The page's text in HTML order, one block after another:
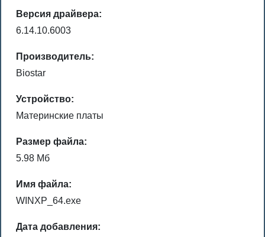
Версия драйвера:
6.14.10.6003
Производитель:
Biostar
Устройство:
Материнские платы
Размер файла:
5.98 Мб
Имя файла:
WINXP_64.exe
Дата добавления: